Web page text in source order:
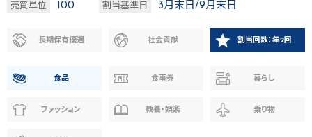
売買単位 100 割当基準日 3月末日/9月末日
長期保有優遇 社会貢献 割当回数：年2回
食品 食事券 暮らし
ファッション 教養・娯楽 乗り物